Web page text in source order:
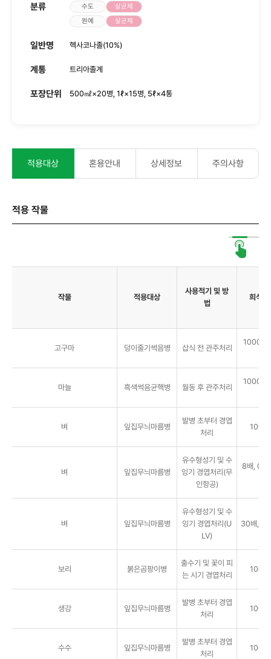
분류 수도
살균제
원예
살균제
일반명 헥사코나졸(10%)
계통 트리아졸계
포장단위 500㎖×20병, 1ℓ×15병, 5ℓ×4통
적용대상 혼용안내 상세정보 주의사항
적용 작물
작물 적용대상
사용적기 및 방
법
희석배
고구마 덩이줄기썩음병 삽식 전 관주처리
1000배,
마늘 흑색썩음균핵병 월동 후 관주처리
1000배,
벼 잎집무늬마름병
발병 초부터 경엽
처리
1000
벼 잎집무늬마름병
유수형성기 및 수
잉기 경엽처리(무
인항공)
8배,
벼 잎집무늬마름병
유수형성기 및 수
잉기 경엽처리(U
LV)
30배,
보리 붉은곰팡이병
출수기 및 꽃이 피
는 시기 경엽처리
1000
생강 잎집무늬마름병
발병 초부터 경엽
처리
1000
수수 잎집무늬마름병
발병 초부터 경엽
처리
1000